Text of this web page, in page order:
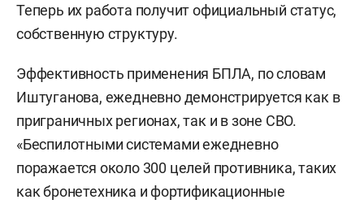
Теперь их работа получит официальный статус,
собственную структуру.
Эффективность применения БПЛА, по словам
Иштуганова, ежедневно демонстрируется как в
приграничных регионах, так и в зоне СВО.
«Беспилотными системами ежедневно
поражается около 300 целей противника, таких
как бронетехника и фортификационные